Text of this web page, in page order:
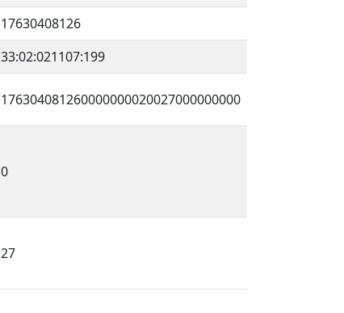
17630408126
33:02:021107:199
176304081260000000020027000000000
0
27